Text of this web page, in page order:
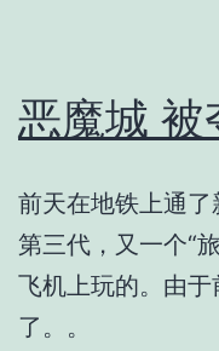
恶魔城 被
前天在地铁上通
第三代，又一个“
飞机上玩的。由
了。。